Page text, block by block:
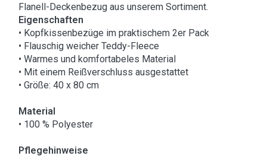
Flanell-Deckenbezug aus unserem Sortiment.
Eigenschaften
• Kopfkissenbezüge im praktischem 2er Pack
• Flauschig weicher Teddy-Fleece
• Warmes und komfortabeles Material
• Mit einem Reißverschluss ausgestattet
• Größe: 40 x 80 cm
Material
• 100 % Polyester
Pflegehinweise